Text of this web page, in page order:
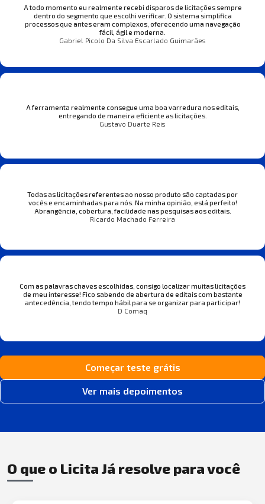
A todo momento eu realmente recebi disparos de licitações sempre
dentro do segmento que escolhi verificar. O sistema simplifica
processos que antes eram complexos, oferecendo uma navegação
fácil, ágil e moderna.
Gabriel Picolo Da Silva Escarlado Guimarães
A ferramenta realmente consegue uma boa varredura nos editais,
entregando de maneira eficiente as licitações.
Gustavo Duarte Reis
Todas as licitações referentes ao nosso produto são captadas por
vocês e encaminhadas para nós. Na minha opinião, está perfeito!
Abrangência, cobertura, facilidade nas pesquisas aos editais.
Ricardo Machado Ferreira
Com as palavras chaves escolhidas, consigo localizar muitas licitações
de meu interesse! Fico sabendo de abertura de editais com bastante
antecedência, tendo tempo hábil para se organizar para participar!
D Comaq
Começar teste grátis
Ver mais depoimentos
O que o Licita Já resolve para você